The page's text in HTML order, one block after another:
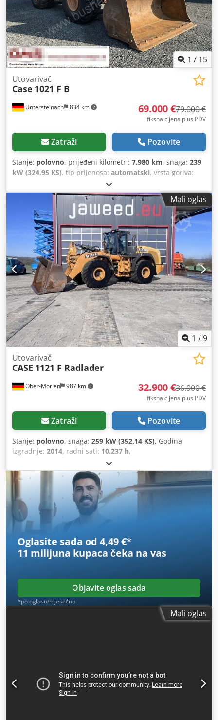
1 / 15
Untersteinach 834 km
Utovarivač
Case 1021 F B
69.000 €79.000 €
fiksna cijena plus PDV
Zatraži Pozovite
Stanje: polovno, prijeđeni kilometri: 7.980 km, snaga: 239
kW (324,95 KS), tip prijenosa: automatski, vrsta goriva:
, prva registracija:
izgradnje:2013, Oprema:klima-uređaj,
Mali oglas
1 /9
Ober-Mörlen 987 km
Utovarivač
CASE 1121 F Radlader
32.900 €36.900 €
fiksna cijena plus PDV
Zatraži Pozovite
Stanje: polovno, snaga: 259 kW (352,14 KS), Godina
izgradnje: 2014, radni sati: 10.237 h,
Oglasite sada od 4,49 €*
11 milijuna kupaca čeka na vas
Objavite oglas sada
*po oglasu/mjesečno
Mali oglas